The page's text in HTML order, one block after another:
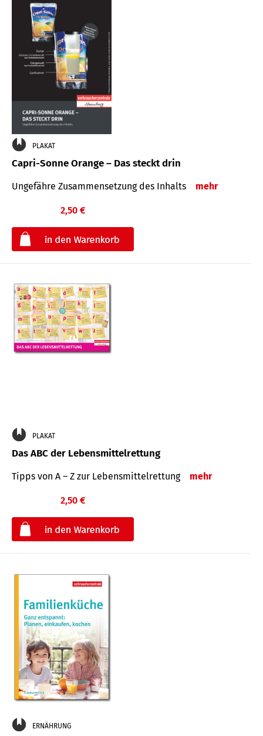
PLAKAT
Capri-Sonne Orange – Das steckt drin
Ungefähre Zu­sammen­setzung des Inhalts mehr
2,50 €
PLAKAT
Das ABC der Lebensmittelrettung
Tipps von A – Z zur Lebensmittelrettung mehr
2,50 €
ERNÄHRUNG